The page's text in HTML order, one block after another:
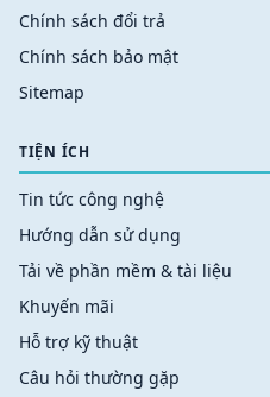
Chính sách đổi trả
Chính sách bảo mật
Sitemap
TIỆN ÍCH
Tin tức công nghệ
Hướng dẫn sử dụng
Tải về phần mềm & tài liệu
Khuyến mãi
Hỗ trợ kỹ thuật
Câu hỏi thường gặp